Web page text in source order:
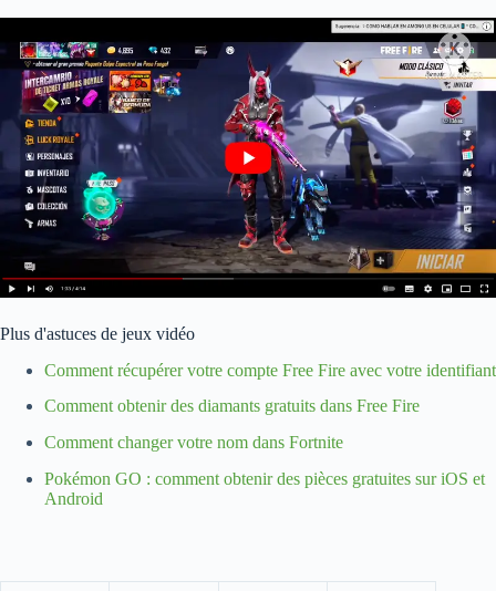
Plus d'astuces de jeux vidéo
Comment récupérer votre compte Free Fire avec votre identifiant
Comment obtenir des diamants gratuits dans Free Fire
Comment changer votre nom dans Fortnite
Pokémon GO : comment obtenir des pièces gratuites sur iOS et
Android